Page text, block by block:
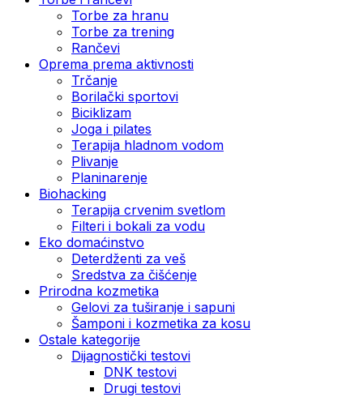
Torbe za hranu
Torbe za trening
Rančevi
Oprema prema aktivnosti
Trčanje
Borilački sportovi
Biciklizam
Joga i pilates
Terapija hladnom vodom
Plivanje
Planinarenje
Biohacking
Terapija crvenim svetlom
Filteri i bokali za vodu
Eko domaćinstvo
Deterdženti za veš
Sredstva za čišćenje
Prirodna kozmetika
Gelovi za tuširanje i sapuni
Šamponi i kozmetika za kosu
Ostale kategorije
Dijagnostički testovi
DNK testovi
Drugi testovi